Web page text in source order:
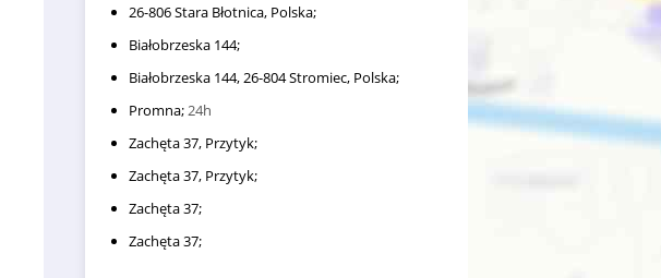
26-806 Stara Błotnica, Polska;
Białobrzeska 144;
Białobrzeska 144, 26-804 Stromiec, Polska;
Promna;24h
Zachęta 37, Przytyk;
Zachęta 37, Przytyk;
Zachęta 37;
Zachęta 37;